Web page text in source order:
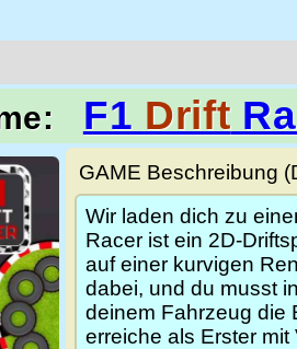
F1 Drift
GAME Beschreibung
Wir laden dich zu
Racer ist ein 2D-
auf einer kurvigen
dabei, und du musst
deinem Fahrzeug die
erreiche als Erster